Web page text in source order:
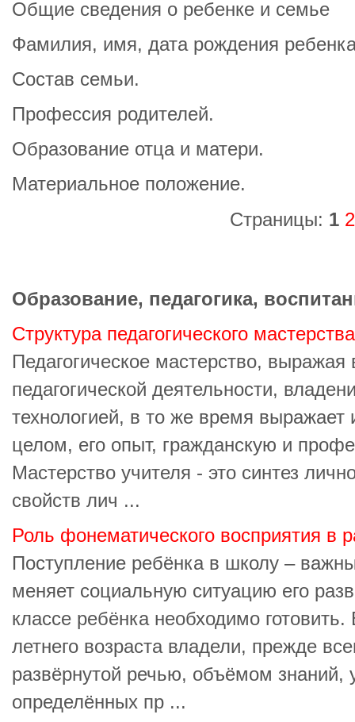
Общие сведения о ребенке и семье
Фамилия, имя, дата рождения
Состав семьи.
Профессия родителей.
Образование отца и матери.
Материальное положение.
Страницы: 1 2
Образование, педагогика,
Структура педагогического мастерства
Педагогическое мастерство, выражая
педагогической деятельности,
технологией, в то же время выражает
целом, его опыт, гражданскую и
Мастерство учителя - это синтез
свойств лич ...
Роль фонематического восприятия в
Поступление ребёнка в школу –
меняет социальную ситуацию его
классе ребёнка необходимо
летнего возраста владели, прежде
развёрнутой речью, объёмом знаний,
определённых пр ...